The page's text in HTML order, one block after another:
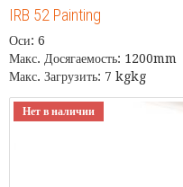
IRB 52 Painting
Оси: 6
Макс. Досягаемость: 1200mm
Макс. Загрузить: 7 kgkg
Нет в наличии